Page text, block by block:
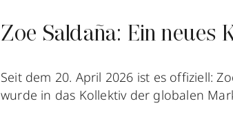
Zoe Saldaña: Ein neues
Seit dem 20. April 2026 ist es offiziell:
wurde in das Kollektiv der globalen